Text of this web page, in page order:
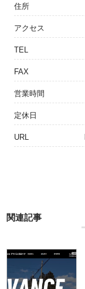
住所
アクセス
TEL
FAX
営業時間
定休日
URL
関連記事